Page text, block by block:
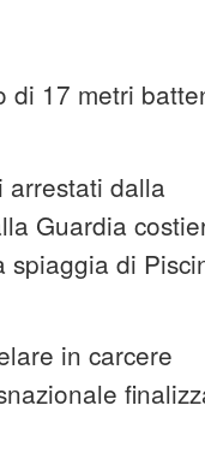
di 17 metri
arrestati dalla
Guardia
di
in carcere